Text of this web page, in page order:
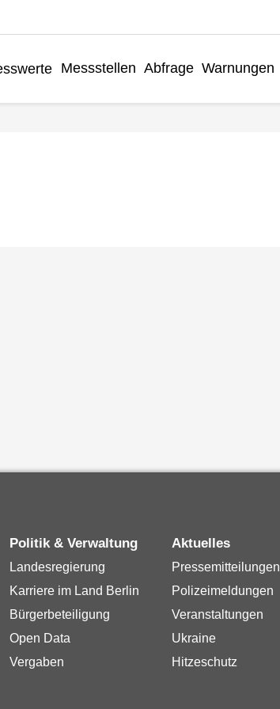
Messstellen Abfrage Warnungen
Politik & Verwaltung
Landesregierung
Karriere im Land Berlin
Bürgerbeteiligung
Open Data
Vergaben
Aktuelles
Pressemitteilungen
Polizeimeldungen
Veranstaltungen
Ukraine
Hitzeschutz